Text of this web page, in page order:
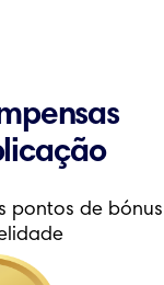
pontos de bónus